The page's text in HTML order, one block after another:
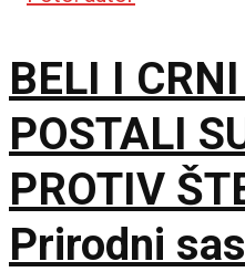
BELI I
POSTALI
PROTIV
Prirodni